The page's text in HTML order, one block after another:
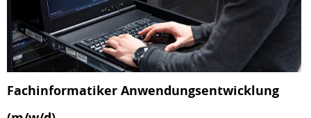
Fachinformatiker Anwendungsentwicklung